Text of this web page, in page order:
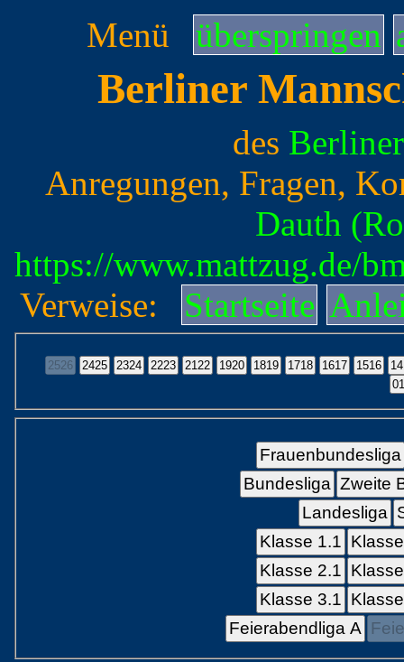
Menü überspringen
Berliner
des
Anregungen, Fragen,
Dauth
https://www.mattzug.de/
Verweise:
Startseite
Frauenbundesliga
Bundesliga Zweite
Landesliga
Klasse 1.1
Klasse 2.1
Klasse 3.1
Feierabendliga A